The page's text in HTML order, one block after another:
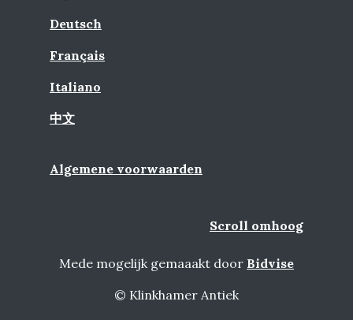
Deutsch
Français
Italiano
中文
Algemene voorwaarden
Scroll omhoog
Mede mogelijk gemaaakt door Bidvise
© Klinkhamer Antiek